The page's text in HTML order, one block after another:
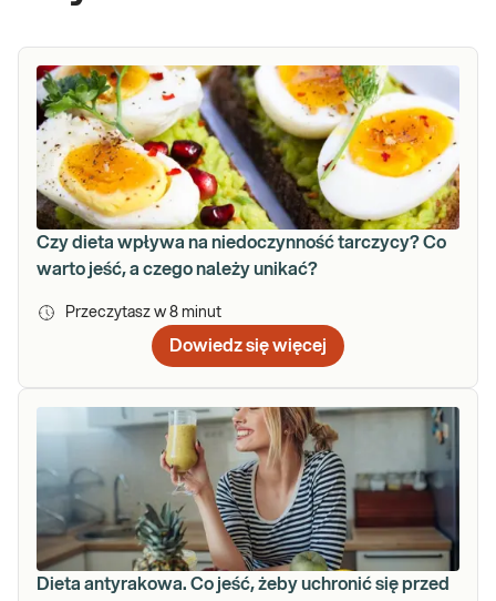
Czy dieta wpływa na niedoczynność tarczycy? Co
warto jeść, a czego należy unikać?
Przeczytasz w 8 minut
Dowiedz się więcej
Dieta antyrakowa. Co jeść, żeby uchronić się przed